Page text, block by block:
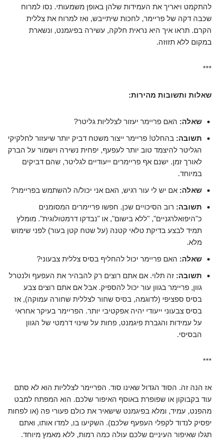
להתקמט ויאריך את העמידות שלהן באופן משמעותי. נסו למרוח
שכבה דקה של פריימר, לחכות שיתייבש, ואז למרוח את צללית
הקרם. תראו איך היא נראית חלקה, עשירה בפיגמנט, ונשארת
במקום ללא תזוזה.
***
שאלות ותשובות מהירות:
שאלה: האם פריימר יעזור לצלליות גליטר?
תשובה: בהחלט! פריימר ייצור משטח דביק יותר שיעזור לחלקיקי
הגליטר להיצמד טוב יותר לעפעף, יפחית נשירה וישמור על הברק
לאורך זמן. ישנם אף פריימרים ייעודיים לגליטר, שהם דביקים
במיוחד.
שאלה: אם יש לי עור רגיש, האם אני יכול/ה להשתמש בפריימר?
תשובה: רוב הסיכויים שכן. חפשו פריימרים המסומנים
כ"היפואלרגניים", "ללא בישום", או "נבדקו דרמטולוגית". מומלץ
תמיד לבצע בדיקת טלאי קטנה (על שטח קטן בעור) לפני שימוש
מלא.
שאלה: האם פריימר יכול להחליף בסיס צללית צבעוני?
תשובה: זה תלוי. אם אתם רוצים רק להבהיר את העפעף ולנטרל
גוון, פריימר בגוון עור יכול להספיק. אבל אם אתם רוצים צבע
בסיס ספציפי (לדוגמה, בסיס שחור לצללית שחורה עמוקה), אז
בסיס צבעוני ייעודי יהיה אפקטיבי יותר. הפריימר בעיקר אחראי
על עמידות והגברת פיגמנט, פחות על שינוי דרמטי של הגוון
הבסיסי.
***
אז הנה זה. הסוד הגדול שאינו סוד. הפריימר לצלליות הוא לא סתם
עוד בקבוקון או שפופרת באוסף האיפור שלכם. הוא המפתח למבט
מהפנט, עמיד, ומלא בפיגמנט שישאיר את כולם פעורי פה (או לפחות
יפסיק לנדוד לקפלי העפעף שלכם). השקיעו בו, למדו אותו, ואתם
תגלו שאיפור העיניים שלכם עולה כמה רמות, ללא מאמץ מיוחד.